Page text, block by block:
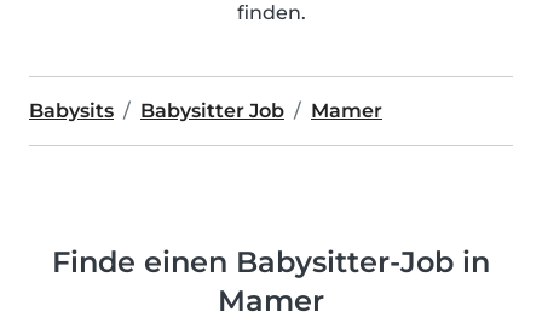
finden.
Babysits Babysitter Job Mamer
Finde einen Babysitter-Job in
Mamer